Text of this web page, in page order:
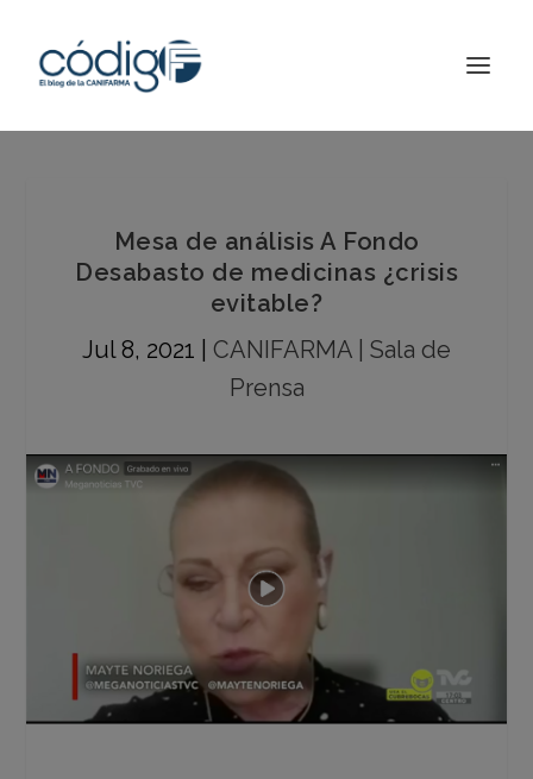
Mesa de análisis A Fondo
Desabasto de medicinas ¿crisis
evitable?
Jul 8, 2021
CANIFARMA | Sala de
Prensa